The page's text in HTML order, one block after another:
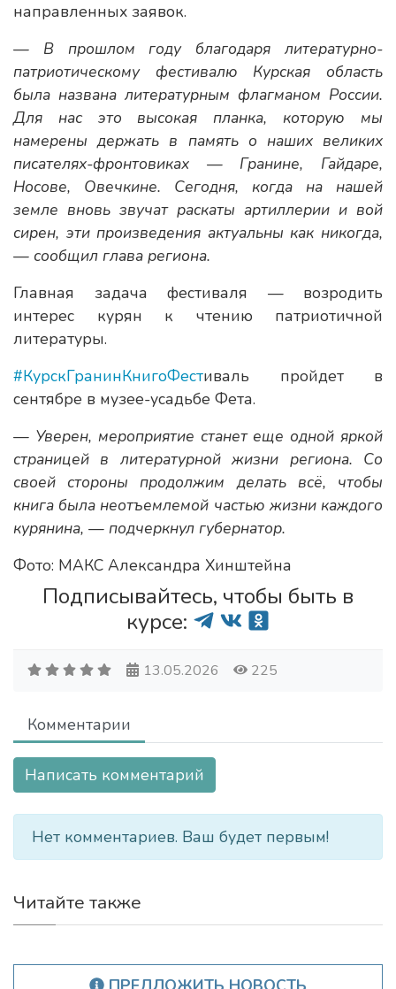
направленных заявок.
— В прошлом году благодаря литературно-
патриотическому фестивалю Курская область
была названа литературным флагманом России.
Для нас это высокая планка, которую мы
намерены держать в память о наших великих
писателях-фронтовиках — Гранине, Гайдаре,
Носове, Овечкине. Сегодня, когда на нашей
земле вновь звучат раскаты артиллерии и вой
сирен, эти произведения актуальны как никогда,
— сообщил глава региона.
Главная задача фестиваля — возродить
интерес курян к чтению патриотичной
литературы.
#КурскГранинКнигоФестиваль пройдет в
сентябре в музее-усадьбе Фета.
— Уверен, мероприятие станет еще одной яркой
страницей в литературной жизни региона. Со
своей стороны продолжим делать всё, чтобы
книга была неотъемлемой частью жизни каждого
курянина, — подчеркнул губернатор.
Фото: МАКС Александра Хинштейна
Подписывайтесь, чтобы быть в
курсе:
13.05.2026 225
Комментарии
Написать комментарий
Нет комментариев. Ваш будет первым!
Читайте также